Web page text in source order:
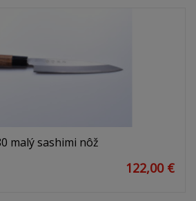
malý sashimi nôž
122,00 €